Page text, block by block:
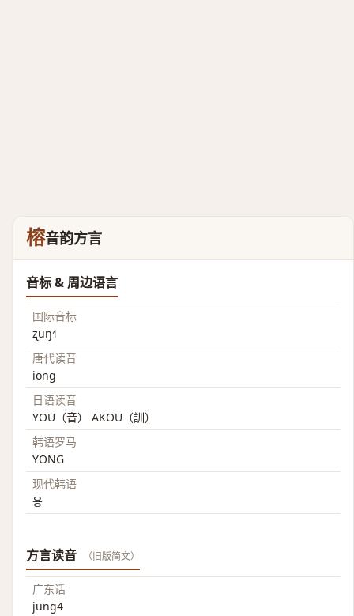
榕音韵方言
音标 & 周边语言
国际音标
ʐuŋ˧˥
唐代读音
iong
日语读音
YOU（音） AKOU（訓）
韩语罗马
YONG
现代韩语
용
方言读音 （旧版简文）
广东话
jung4